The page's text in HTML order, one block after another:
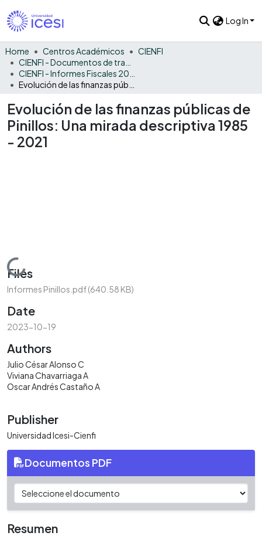
Log In
Home Centros Académicos
CIENFI
Evolución de las finanzas públicas de
Pinillos: Una mirada descriptiva 1985
- 2021
Loading...
Files
Informes Pinillos.pdf(640.58 KB)
Date
2023-10-19
Authors
Julio César Alonso C
Viviana Chavarriaga A
Oscar Andrés Castaño A
Publisher
Universidad Icesi-Cienfi
Documentos PDF
Resumen